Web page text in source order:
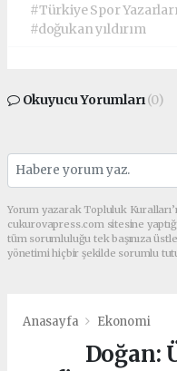
#Türkiye Spor
#doğukan yıldırım
Okuyucu Yorumları(0)
Yorum yazarak Topluluk
cukurovapress.com sitesine
tüm sorumluluğu tek başınıza
yönetimi hiçbir şekilde sorumlu
Anasayfa Ekonomi
Doğan: